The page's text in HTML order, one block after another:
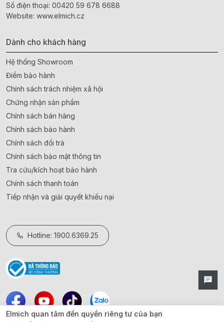
Số điện thoại: 00420 59 678 6688
Website: www.elmich.cz
Dành cho khách hàng
Hệ thống Showroom
Điểm bảo hành
Chính sách trách nhiệm xã hội
Chứng nhận sản phẩm
Chính sách bán hàng
Chính sách bảo hành
Chính sách đổi trả
Chính sách bảo mật thông tin
Tra cứu/kích hoạt bảo hành
Chính sách thanh toán
Tiếp nhận và giải quyết khiếu nại
Hotline: 1900.6369.25
Elmich quan tâm đến quyền riêng tư của bạn